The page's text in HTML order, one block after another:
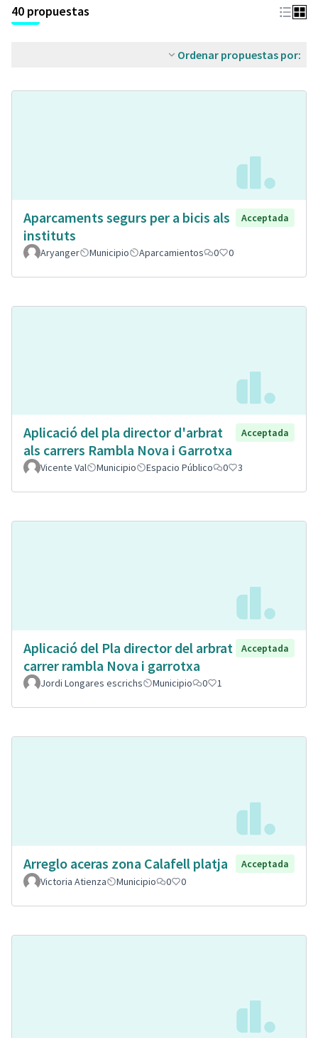
40 propuestas
Ordenar propuestas por:
Aparcaments segurs per a bicis als
instituts
Acceptada
Aryanger Municipio Aparcamientos 0 0
Aplicació del pla director d'arbrat
als carrers Rambla Nova i Garrotxa
Acceptada
Vicente Val Municipio Espacio Público 0 3
Aplicació del Pla director del arbrat
carrer rambla Nova i garrotxa
Acceptada
Jordi Longares escrichs Municipio 0 1
Arreglo aceras zona Calafell platja
Acceptada
Victoria Atienza
Municipio 0 0